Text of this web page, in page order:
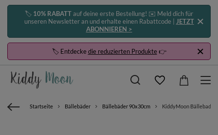
🏷️ 10% RABATTauf deine erste Bestellung! ✉️ Meld dich für
unseren Newsletter an und erhalte einen Rabattcode | JETZT
ABONNIEREN >
🏷️ Entdeckedie reduzierten Produkte👉
Startseite Bällebäder Bällebäder 90x30cm KiddyMoon Bällebad